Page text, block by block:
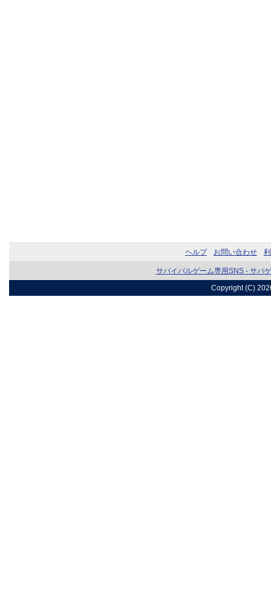
ヘルプ お問い合わせ
サバイバルゲーム専用SNS - サバ
Copyright (C)